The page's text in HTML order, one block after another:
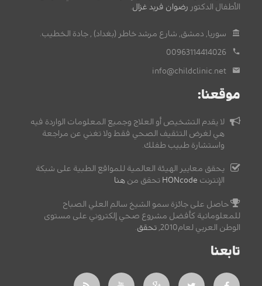
الأطفال الدكتور رضوان فريد غزال
سوريا, دمشق, شارع مرشد خاطر (بغداد) , جادة الخطيب.
00963114414026
info@childclinic.net
موقعنا:
لا يقدم التشخيص أو العلاج وجميع المعلومات الواردة فيه
هي لغرض التثقيف الصحي فقط ولا تغني عن مراجعة
واستشارة طبيب طفلك.
يحقق معايير الهيئة العالمية للمواقع الطبية على شبكة
الإنترنت HONcode تحقق من هنا
حاصل على جائزة سمو الشيخ سالم العلي الصباح
للمعلوماتية كأفضل مشروع صحي إلكتروني على مستوى
الوطن العربي لعام2010,
تحقق
تابعنا